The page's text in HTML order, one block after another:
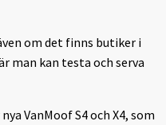
om det finns butiker i
man kan testa och serva
VanMoof S4 och X4, som